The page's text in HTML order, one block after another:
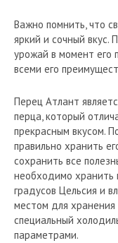
Важно помнить, что
яркий и сочный вкус.
урожай в момент его
всеми его
Перец Атлант
перца, который
прекрасным вкусом.
правильно хранить
сохранить все
необходимо хранить
градусов Цельсия и
местом для хранения
специальный
параметрами.